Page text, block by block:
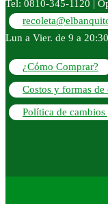
Tel: 0810-345-1120 |
Lun a Vier. de 9 a
¿Cómo Comprar?
Costos y formas de
Política de